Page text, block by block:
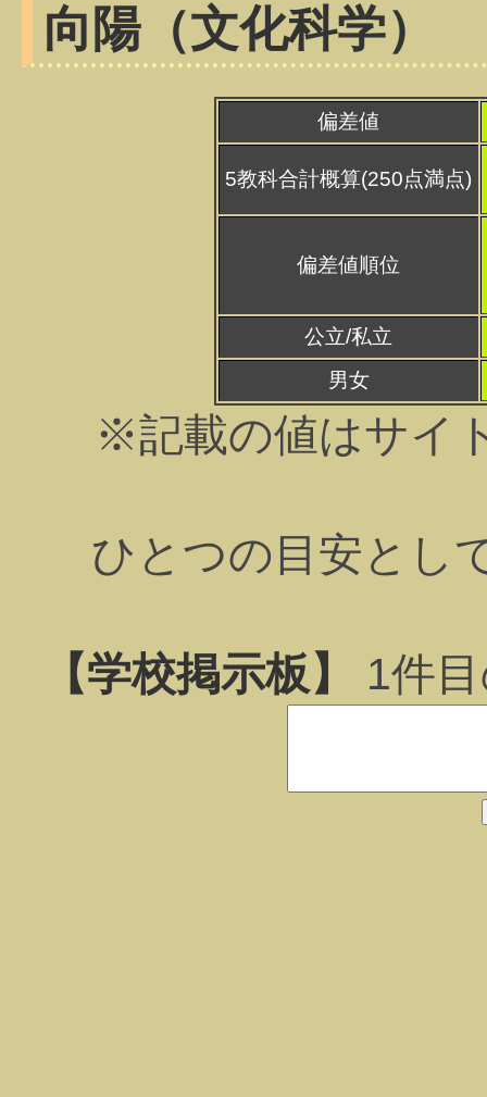
向陽（文化科学）
偏差値
5教科合計概算(250点満点)
偏差値順位
公立/私立
男女
※記載の値はサイ
ひとつの目安とし
【学校掲示板】 1件